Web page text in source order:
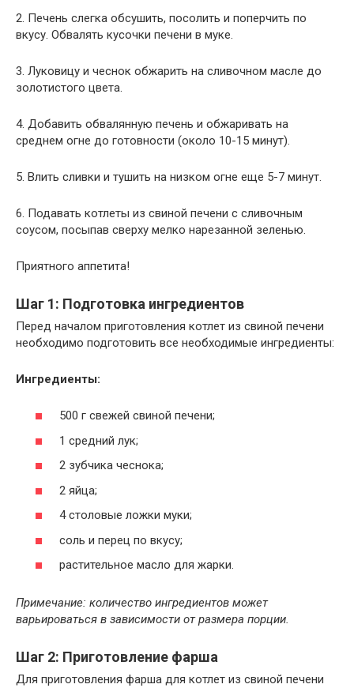
2. Печень слегка обсушить, посолить и поперчить по
вкусу. Обвалять кусочки печени в муке.
3. Луковицу и чеснок обжарить на сливочном масле до
золотистого цвета.
4. Добавить обвалянную печень и обжаривать на
среднем огне до готовности (около 10-15 минут).
5. Влить сливки и тушить на низком огне еще 5-7 минут.
6. Подавать котлеты из свиной печени с сливочным
соусом, посыпав сверху мелко нарезанной зеленью.
Приятного аппетита!
Шаг 1: Подготовка ингредиентов
Перед началом приготовления котлет из свиной печени
необходимо подготовить все необходимые ингредиенты:
Ингредиенты:
500 г свежей свиной печени;
1 средний лук;
2 зубчика чеснока;
2 яйца;
4 столовые ложки муки;
соль и перец по вкусу;
растительное масло для жарки.
Примечание: количество ингредиентов может
варьироваться в зависимости от размера порции.
Шаг 2: Приготовление фарша
Для приготовления фарша для котлет из свиной печени